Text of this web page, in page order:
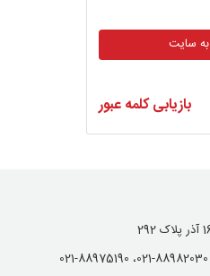
سایت
بازیابی کلمه عبور